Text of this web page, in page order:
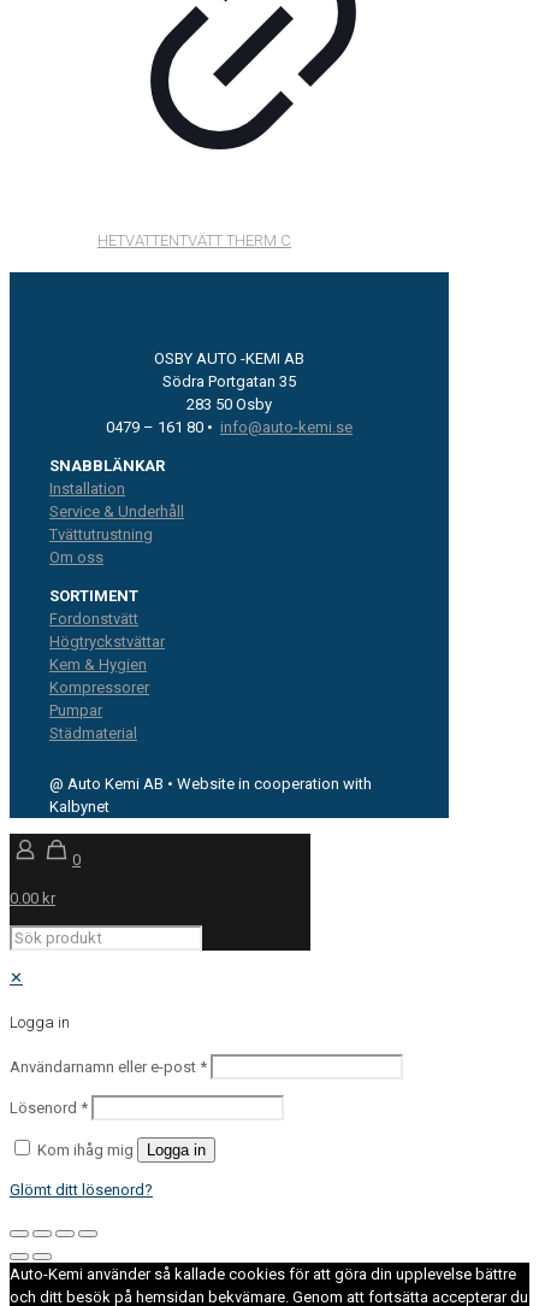
HETVATTENTVÄTT THERM C
OSBY AUTO -KEMI AB
Södra Portgatan 35
283 50 Osby
0479 – 161 80 • info@auto-kemi.se
SNABBLÄNKAR
Installation
Service & Underhåll
Tvättutrustning
Om oss
SORTIMENT
Fordonstvätt
Högtryckstvättar
Kem & Hygien
Kompressorer
Pumpar
Städmaterial
@ Auto Kemi AB • Website in cooperation with
Kalbynet
0
0.00 kr
✕
Logga in
Användarnamn eller e-post *
Lösenord *
Kom ihåg mig Logga in
Glömt ditt lösenord?
Auto-Kemi använder så kallade cookies för att göra din upplevelse bättre
och ditt besök på hemsidan bekvämare. Genom att fortsätta accepterar du